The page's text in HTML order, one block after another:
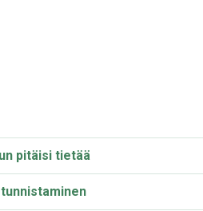
pitäisi tietää